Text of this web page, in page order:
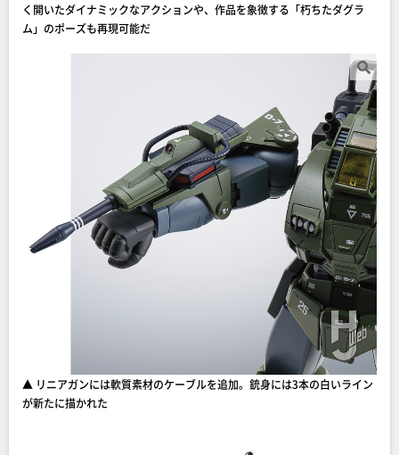
く開いたダイナミックなアクションや、作品を象徴する「朽ちたダグラ
ム」のポーズも再現可能だ
▲ リニアガンには軟質素材のケーブルを追加。銃身には3本の白いライン
が新たに描かれた